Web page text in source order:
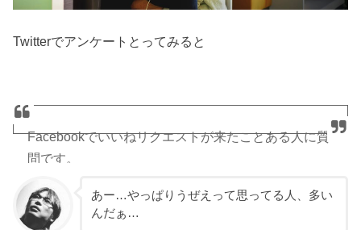
Twitterでアンケートとってみると
Facebookでいいねリクエストが来たことある人に質
問です。
ぶっちゃけ、どうっすか？
あー…やっぱりうぜえって思ってる人、多い
んだぁ…